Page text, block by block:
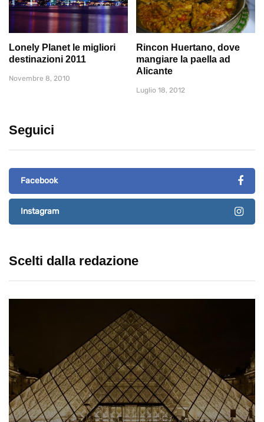
Lonely Planet le migliori
destinazioni 2011
Novembre 8, 2010
Rincon Huertano, dove
mangiare la paella ad
Alicante
Luglio 18, 2012
Seguici
Facebook
Instagram
Scelti dalla redazione